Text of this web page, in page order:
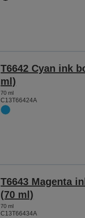
T6642 Cyan ink
ml)
70 ml
C13T66424A
T6643 Magenta
(70 ml)
70 ml
C13T66434A